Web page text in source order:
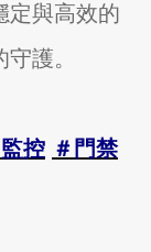
定與高效的
護。
控 ＃門禁